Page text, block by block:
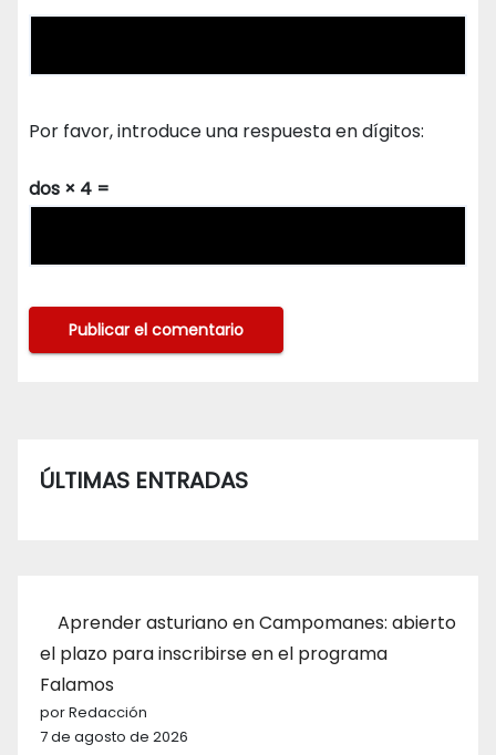
Por favor, introduce una respuesta en dígitos:
dos × 4 =
ÚLTIMAS ENTRADAS
Aprender asturiano en Campomanes: abierto
el plazo para inscribirse en el programa
Falamos
por Redacción
7 de agosto de 2026